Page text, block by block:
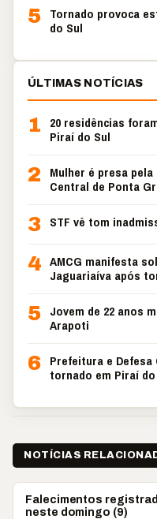
5 Tornado provoca
do Sul
ÚLTIMAS NOTÍCIAS
1
20 residências
Piraí do Sul
2
Mulher é presa
Central de Ponta
3 STF vê tom
4 AMCG manifesta
Jaguariaíva após
5 Jovem de 22 anos
Arapoti
6 Prefeitura e
tornado em Piraí do
NOTÍCIAS
OBITUÁRIO
Falecimentos
neste domingo (9)